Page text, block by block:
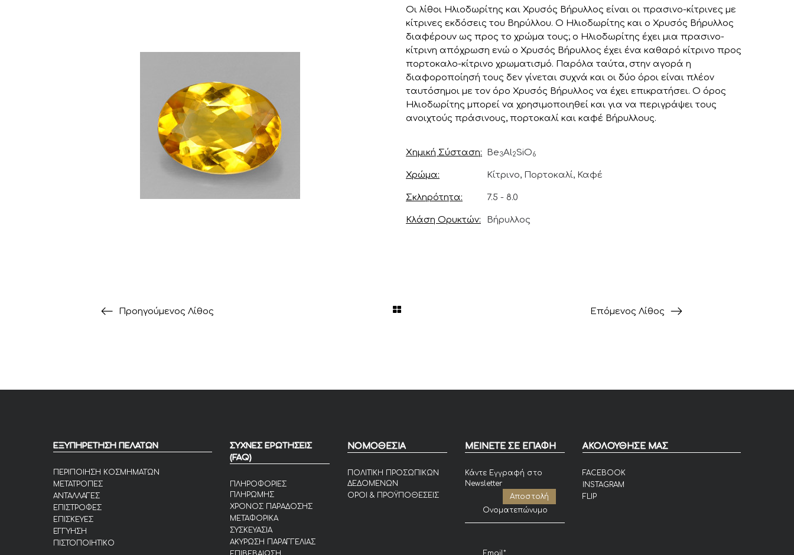
Οι λίθοι Ηλιοδωρίτης και Χρυσός Βήρυλλος είναι οι πρασινο-κίτρινες με
κίτρινες εκδόσεις του Βηρύλλου. Ο Ηλιοδωρίτης και ο Χρυσός Βήρυλλος
διαφέρουν ως προς το χρώμα τους; ο Ηλιοδωρίτης έχει μια πρασινο-
κίτρινη απόχρωση ενώ ο Χρυσός Βήρυλλος έχει ένα καθαρό κίτρινο προς
πορτοκαλο-κίτρινο χρωματισμό. Παρόλα ταύτα, στην αγορά η
διαφοροποίησή τους δεν γίνεται συχνά και οι δύο όροι είναι πλέον
ταυτόσημοι με τον όρο Χρυσός Βήρυλλος να έχει επικρατήσει. Ο όρος
Ηλιοδωρίτης μπορεί να χρησιμοποιηθεί και για να περιγράψει τους
ανοιχτούς πράσινους, πορτοκαλί και καφέ Βήρυλλους.
Χημική Σύσταση Be3Al2SiO6
Χρώμα Κίτρινο, Πορτοκαλί, Καφέ
Σκληρότητα 7.5 - 8.0
Κλάση Ορυκτών Βήρυλλος
Προηγούμενος Λίθος Επόμενος Λίθος
ΕΞΥΠΗΡΕΤΗΣΗ ΠΕΛΑΤΩΝ
ΠΕΡΙΠΟΙΗΣΗ ΚΟΣΜΗΜΑΤΩΝ
ΜΕΤΑΤΡΟΠΕΣ
ΑΝΤΑΛΛΑΓΕΣ
ΕΠΙΣΤΡΟΦΕΣ
ΕΠΙΣΚΕΥΕΣ
ΕΓΓΥΗΣΗ
ΠΙΣΤΟΠΟΙΗΤΙΚΟ
ΣΥΧΝΕΣ ΕΡΩΤΗΣΕΙΣ
(FAQ)
ΠΛΗΡΟΦΟΡΙΕΣ
ΠΛΗΡΩΜΗΣ
ΧΡΟΝΟΣ ΠΑΡΑΔΟΣΗΣ
ΜΕΤΑΦΟΡΙΚΑ
ΣΥΣΚΕΥΑΣΙΑ
ΑΚΥΡΩΣΗ ΠΑΡΑΓΓΕΛΙΑΣ
ΝΟΜΟΘΕΣΙΑ
ΠΟΛΙΤΙΚΗ ΠΡΟΣΩΠΙΚΩΝ
ΔΕΔΟΜΕΝΩΝ
ΟΡΟΙ & ΠΡΟΫΠΟΘΕΣΕΙΣ
ΜΕΙΝΕΤΕ ΣΕ ΕΠΑΦΗ
Κάντε Εγγραφή στο
Newsletter
ΑΚΟΛΟΥΘΗΣΕ ΜΑΣ
FACEBOOK
INSTAGRAM
FLIP